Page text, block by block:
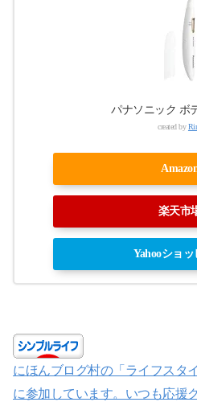
パナソニック ボ
created by
楽天市
Yahooショ
にほんブログ村の「ライフスタ
に参加しています。いつも応援